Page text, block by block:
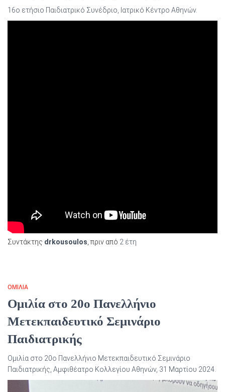
16ο ετήσιο Παιδιατρικό Συνέδριο, Ιατρικό Κέντρο Αθηνών.
Συντάκτης drkousoulos , πριν από 2 έτη
ΟΜΙΛΙΑ
Ομιλία στο 20ο Πανελλήνιο
Μετεκπαιδευτικό Σεμινάριο
Παιδιατρικής
Ομιλία στο 20ο Πανελλήνιο Μετεκπαιδευτικό Σεμινάριο
Παιδιατρικής, Αμφιθέατρο Κολλεγίου Αθηνών, 31 Μαρτίου 2024.